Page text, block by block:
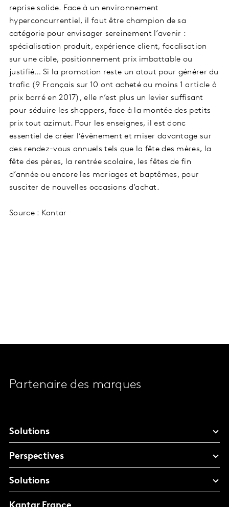
reprise solide. Face à un environnement
hyperconcurrentiel, il faut être champion de sa
catégorie pour envisager sereinement l’avenir :
spécialisation produit, expérience client, focalisation
sur une cible, positionnement prix imbattable ou
justifié… Si la promotion reste un atout pour générer du
trafic (9 Français sur 10 ont acheté au moins 1 article à
prix barré en 2017), elle n’est plus un levier suffisant
pour séduire les shoppers, face à la montée des petits
prix tout azimut. Pour les enseignes, il est donc
essentiel de créer l’évènement et miser davantage sur
des rendez-vous annuels tels que la fête des mères, la
fête des pères, la rentrée scolaire, les fêtes de fin
d’année ou encore les mariages et baptêmes, pour
susciter de nouvelles occasions d’achat.
Source : Kantar
Partenaire des marques
Solutions
Perspectives
Solutions